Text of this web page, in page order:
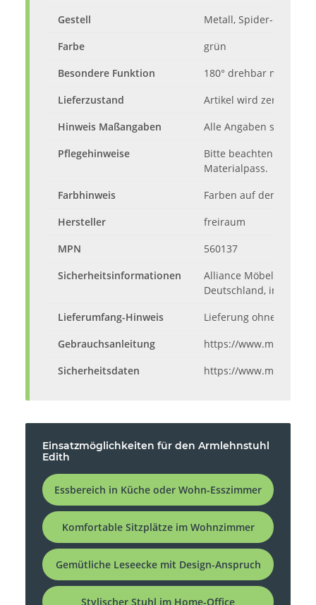
Gestell
Metall, Spider-Gestell
Farbe
grün
Besondere Funktion
180° drehbar mit
Lieferzustand
Artikel wird zerlegt
Hinweis Maßangaben
Alle Angaben sind ca.-
Pflegehinweise
Bitte beachten Sie die
Materialpass.
Farbhinweis
Farben auf dem
Hersteller
freiraum
MPN
560137
Sicherheitsinformationen
Alliance Möbel
Deutschland,
Lieferumfang-Hinweis
Lieferung ohne Inhalt
Gebrauchsanleitung
https://
Sicherheitsdaten
https://
Einsatzmöglichkeiten für den Armlehnstuhl
Edith
Essbereich in Küche oder Wohn-Esszimmer
Komfortable Sitzplätze im Wohnzimmer
Gemütliche Leseecke mit Design-Anspruch
Stylischer Stuhl im Home-Office